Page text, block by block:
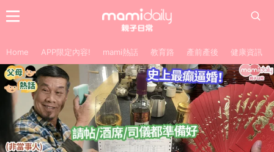
Home APP限定內容! mami熱話 教育路 產前產後 健康資訊